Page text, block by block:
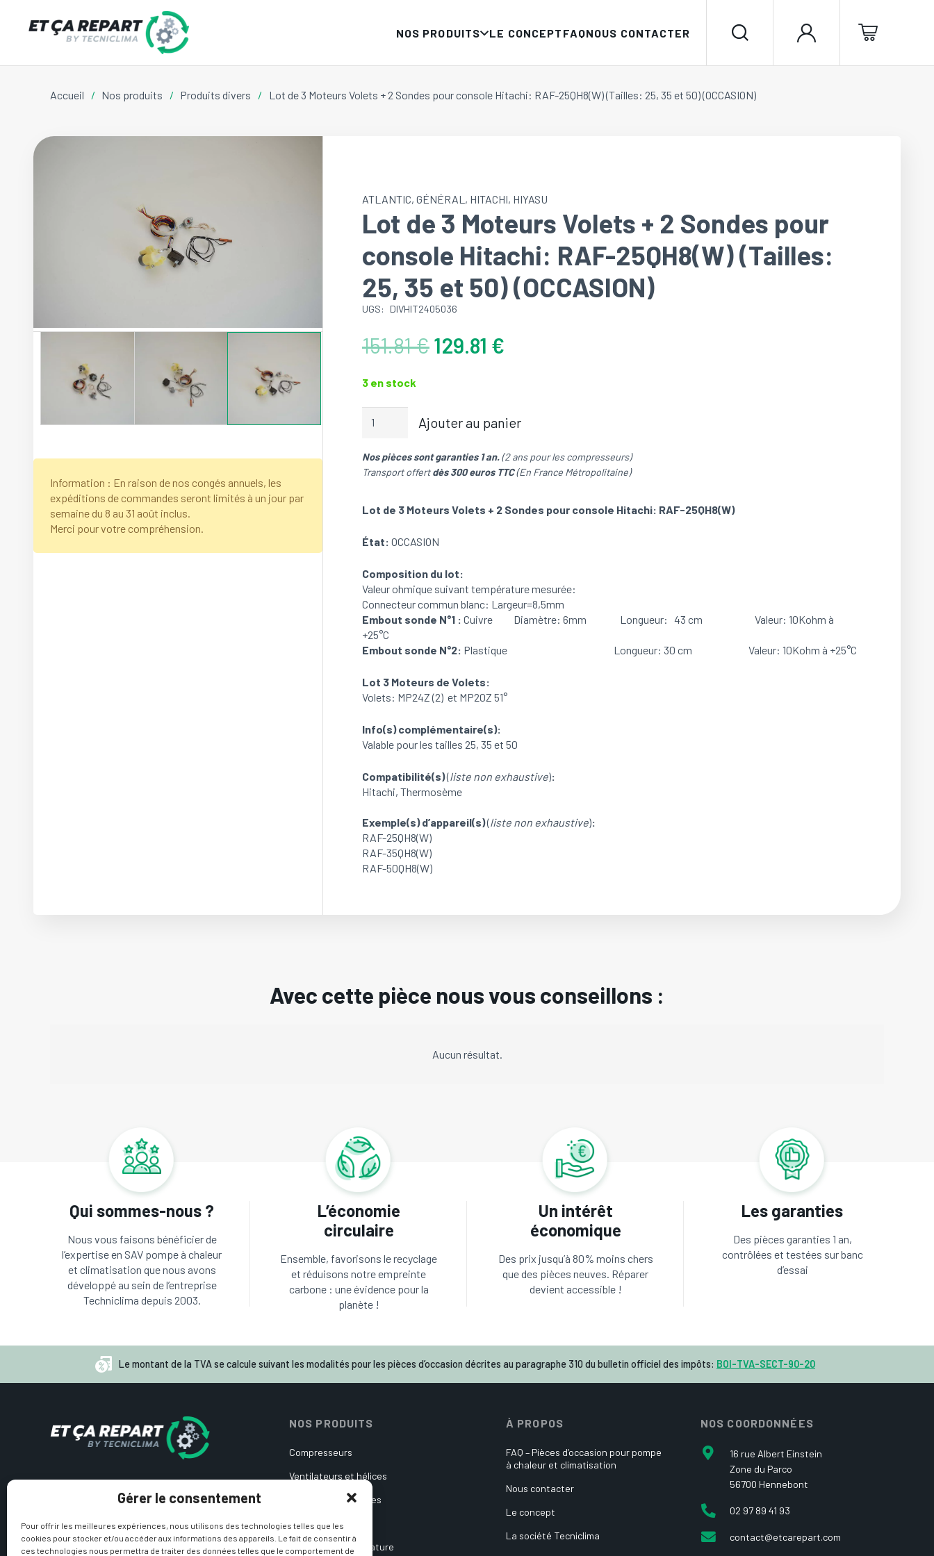
Gérer le consentement
Pour offrir les meilleures expériences, nous utilisons des technologies telles que les
cookies pour stocker et/ou accéder aux informations des appareils. Le fait de consentir à
ces technologies nous permettra de traiter des données telles que le comportement de
NOS PRODUITS LE CONCEPT FAQNOUS CONTACTER
Accueil / Nos produits / Produits divers / Lot de 3 Moteurs Volets + 2 Sondes pour console Hitachi: RAF-25QH8(W) (Tailles: 25, 35 et 50) (OCCASION)
Information : En raison de nos congés annuels, les
expéditions de commandes seront limités à un jour par
semaine du 8 au 31 août inclus.
Merci pour votre compréhension.
ATLANTIC, GÉNÉRAL , HITACHI, HIYASU
Lot de 3 Moteurs Volets + 2 Sondes pour
console Hitachi: RAF-25QH8(W) (Tailles:
25, 35 et 50) (OCCASION)
UGS: DIVHIT2405036
151.81€Le
prix
129.81 €Le
3 en stock
de
3
Volets
2
console
Hitachi:
RAF-
25QH8(W)
(Tailles:
25,
et
50)
Ajouter au panier
Nos pièces sont garanties 1 an.(2 ans pour les compresseurs)
Transport offertdès 300 euros TTC(En France Métropolitaine)
Lot de 3 Moteurs Volets + 2 Sondes pour console Hitachi: RAF-25QH8(W)
État: OCCASION
Composition du lot:
Valeur ohmique suivant température mesurée:
Connecteur commun blanc: Largeur=8,5mm
Embout sonde N°1 : Cuivre Diamètre: 6mm Longueur: 43 cm Valeur: 10Kohm à
+25°C
Embout sonde N°2: Plastique Longueur: 30 cm Valeur: 10Kohm à +25°C
Lot 3 Moteurs de Volets:
Volets: MP24Z (2) et MP20Z 51°
Info(s) complémentaire(s):
Valable pour les tailles 25, 35 et 50
Compatibilité(s)(liste non exhaustive):
Hitachi, Thermosème
Exemple(s) d’appareil(s)(liste non exhaustive):
RAF-25QH8(W)
RAF-35QH8(W)
RAF-50QH8(W)
Avec cette pièce nous vous conseillons :
Aucun résultat.
Qui sommes-nous ?
Nous vous faisons bénéficier de
l’expertise en SAV pompe à chaleur
et climatisation que nous avons
développé au sein de l’entreprise
Techniclima depuis 2003.
L’économie
circulaire
Ensemble, favorisons le recyclage
et réduisons notre empreinte
carbone : une évidence pour la
planète !
Un intérêt
économique
Des prix jusqu’à 80% moins chers
que des pièces neuves. Réparer
devient accessible !
Les garanties
Des pièces garanties 1 an,
contrôlées et testées sur banc
d’essai
Le montant de la TVA se calcule suivant les modalités pour les pièces d’occasion décrites au paragraphe 310 du bulletin officiel des impôts: BOI-TVA-SECT-90-20
pour pompe à chaleur et
climatisation
NOS PRODUITS
Compresseurs
Ventilateurs et hélices
Cartes électroniques
Circulateurs
Sondes de température
À PROPOS
FAQ – Pièces d’occasion pour pompe
à chaleur et climatisation
Nous contacter
Le concept
La société Tecniclima
NOS COORDONNÉES
16 rue Albert Einstein
Zone du Parco
56700 Hennebont
02 97 89 41 93
contact@etcarepart.com